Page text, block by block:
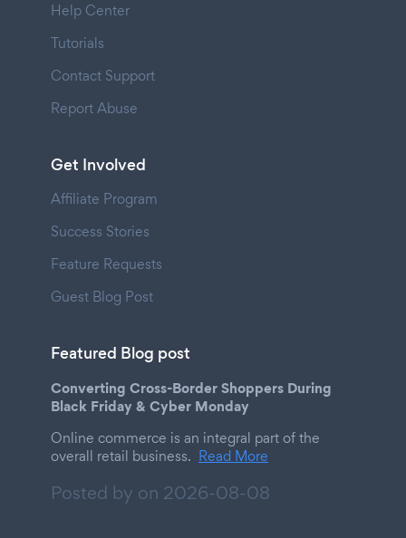
Help Center
Tutorials
Contact Support
Report Abuse
Get Involved
Affiliate Program
Success Stories
Feature Requests
Guest Blog Post
Featured Blog post
Converting Cross-Border Shoppers During
Black Friday & Cyber Monday
Online commerce is an integral part of the
overall retail business. Read More
Posted by on 2026-08-08